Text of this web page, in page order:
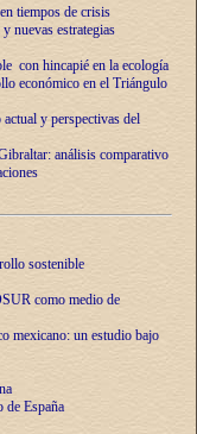
tiempos de crisis
nuevas estrategias
con hincapié en la ecología
económico en el Triángulo
y perspectivas del
análisis comparativo
sostenible
como medio de
mexicano: un estudio bajo
de España